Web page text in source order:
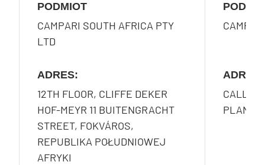
PODMIOT
CAMPARI SOUTH AFRICA PTY
LTD
ADRES:
12TH FLOOR, CLIFFE DEKER
HOF-MEYR 11 BUITENGRACHT
STREET, FOKVÁROS,
REPUBLIKA POŁUDNIOWEJ
AFRYKI
ADRES:
CALLE
PLANTA